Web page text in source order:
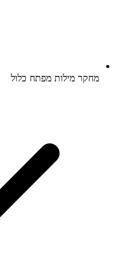
מחקר מילות מפתח כלול